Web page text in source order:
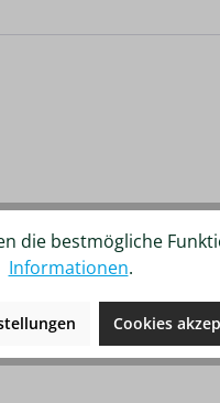
die bestmögliche
Informationen.
Cookies